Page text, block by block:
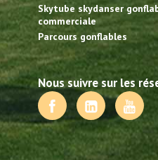
Skytube skydanser
commerciale
Parcours gonflables
Nous suivre sur les